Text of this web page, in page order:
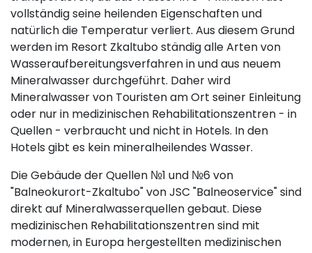
vollständig seine heilenden Eigenschaften und
natürlich die Temperatur verliert. Aus diesem Grund
werden im Resort Zkaltubo ständig alle Arten von
Wasseraufbereitungsverfahren in und aus neuem
Mineralwasser durchgeführt. Daher wird
Mineralwasser von Touristen am Ort seiner Einleitung
oder nur in medizinischen Rehabilitationszentren - in
Quellen - verbraucht und nicht in Hotels. In den
Hotels gibt es kein mineralheilendes Wasser.
Die Gebäude der Quellen №1 und №6 von
"Balneokurort-Zkaltubo" von JSC "Balneoservice" sind
direkt auf Mineralwasserquellen gebaut. Diese
medizinischen Rehabilitationszentren sind mit
modernen, in Europa hergestellten medizinischen